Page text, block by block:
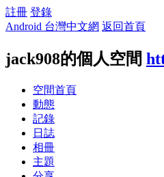
註冊 登錄
Android 台灣中文網 返回首頁
jack908的個人空間
空間首頁
動態
記錄
日誌
相冊
主題